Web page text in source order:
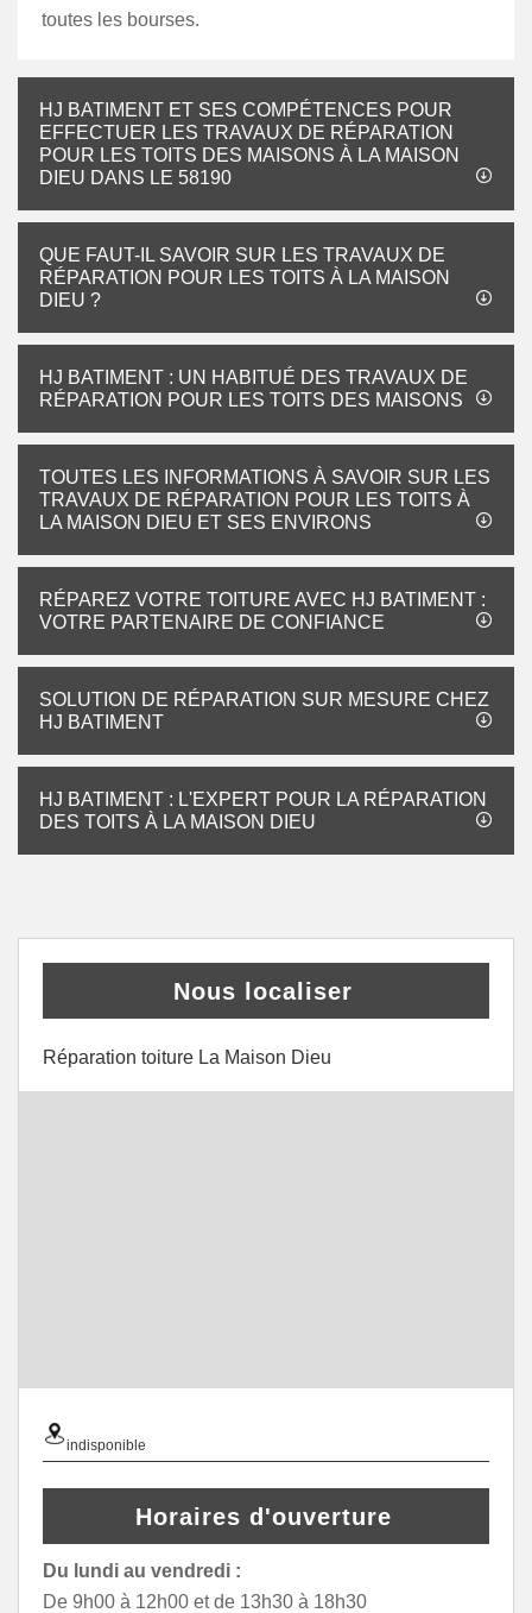
toutes les bourses.
HJ BATIMENT ET SES COMPÉTENCES POUR
EFFECTUER LES TRAVAUX DE RÉPARATION
POUR LES TOITS DES MAISONS À LA MAISON
DIEU DANS LE 58190
QUE FAUT-IL SAVOIR SUR LES TRAVAUX DE
RÉPARATION POUR LES TOITS À LA MAISON
DIEU ?
HJ BATIMENT : UN HABITUÉ DES TRAVAUX DE
RÉPARATION POUR LES TOITS DES MAISONS
TOUTES LES INFORMATIONS À SAVOIR SUR LES
TRAVAUX DE RÉPARATION POUR LES TOITS À
LA MAISON DIEU ET SES ENVIRONS
RÉPAREZ VOTRE TOITURE AVEC HJ BATIMENT :
VOTRE PARTENAIRE DE CONFIANCE
SOLUTION DE RÉPARATION SUR MESURE CHEZ
HJ BATIMENT
HJ BATIMENT : L'EXPERT POUR LA RÉPARATION
DES TOITS À LA MAISON DIEU
Nous localiser
Réparation toiture La Maison Dieu
indisponible
Horaires d'ouverture
Du lundi au vendredi :
De 9h00 à 12h00 et de 13h30 à 18h30